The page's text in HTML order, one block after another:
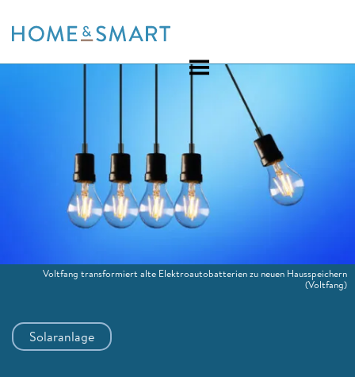
to
Solaranlage
Voltfang transformiert alte Elektroautobatterien zu neuen Hausspeichern
(Voltfang)